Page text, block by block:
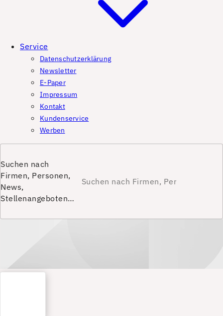
Service
Datenschutzerklärung
Newsletter
E-Paper
Impressum
Kontakt
Kundenservice
Werben
Suchen nach
Firmen, Personen,
News,
Stellenangeboten…